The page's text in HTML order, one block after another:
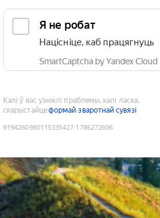
Я не робат
Націсніце, каб працягнуць
SmartCaptcha by Yandex Cloud
Калі ў вас узніклі праблемы, калі ласка,
скарыстайцеформай зваротнай сувязі
9194260980115335427:1786272606